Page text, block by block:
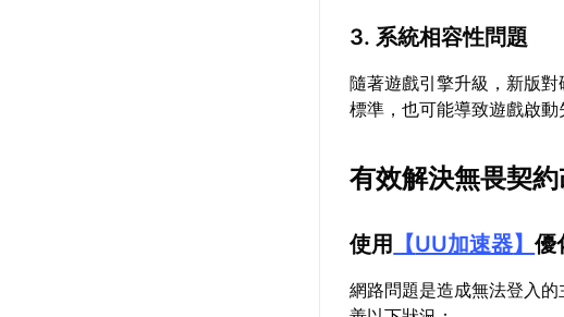
3. 系統相容性問題
隨著遊戲引擎升級，新版
標準，也可能導致遊戲啟動
有效解決無畏契
使用 【UU加速器】優
網路問題是造成無法登入的